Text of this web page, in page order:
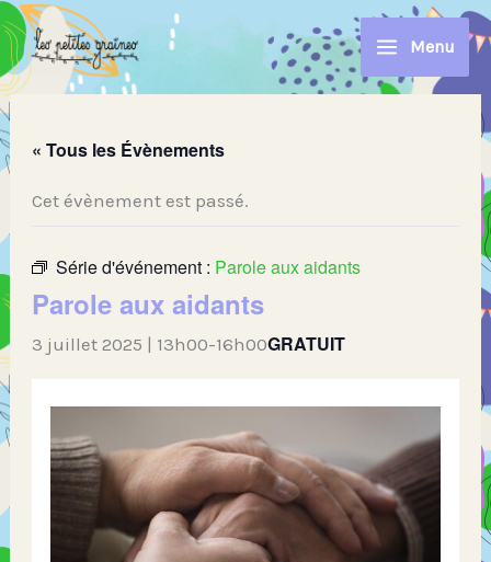
Aller
au
contenu
Menu
« Tous les Évènements
Cet évènement est passé.
Série d'événement : Parole aux aidants
Parole aux aidants
3 juillet 2025 | 13h00-16h00GRATUIT